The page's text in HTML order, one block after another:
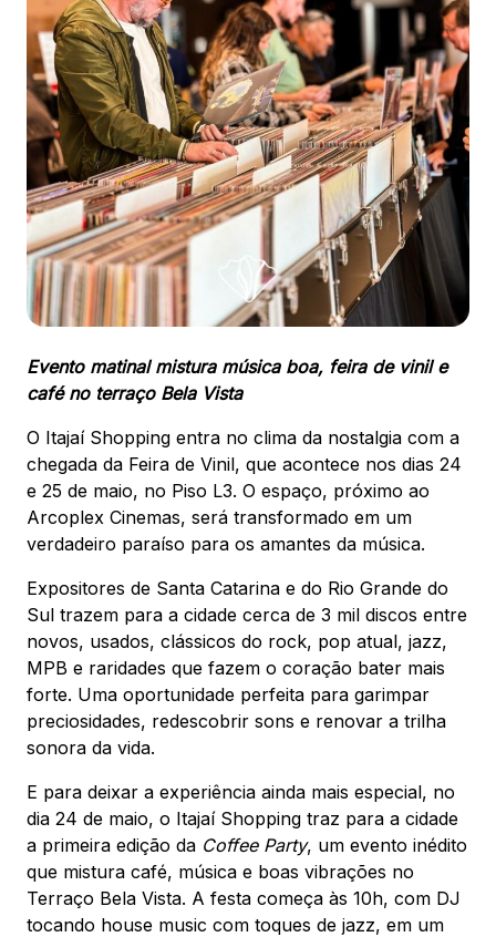
Ver local
Chamar Uber
CONTATO
(47) 3348-4609
Comodidades Eventos Cinema
Vitrine virtual
Evento matinal mistura música boa, feira de vinil e
café no terraço Bela Vista
O Itajaí Shopping entra no clima da nostalgia com a
chegada da Feira de Vinil, que acontece nos dias 24
e 25 de maio, no Piso L3. O espaço, próximo ao
Arcoplex Cinemas, será transformado em um
verdadeiro paraíso para os amantes da música.
Expositores de Santa Catarina e do Rio Grande do
Sul trazem para a cidade cerca de 3 mil discos entre
novos, usados, clássicos do rock, pop atual, jazz,
MPB e raridades que fazem o coração bater mais
forte. Uma oportunidade perfeita para garimpar
preciosidades, redescobrir sons e renovar a trilha
sonora da vida.
E para deixar a experiência ainda mais especial, no
dia 24 de maio, o Itajaí Shopping traz para a cidade
a primeira edição da Coffee Party, um evento inédito
que mistura café, música e boas vibrações no
Terraço Bela Vista. A festa começa às 10h, com DJ
tocando house music com toques de jazz, em um